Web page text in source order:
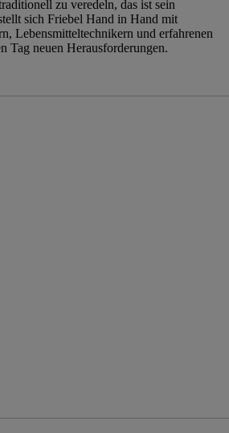
zu veredeln, das ist sein
sich Friebel Hand in Hand mit
Lebensmitteltechnikern und erfahrenen
Tag neuen Herausforderungen.